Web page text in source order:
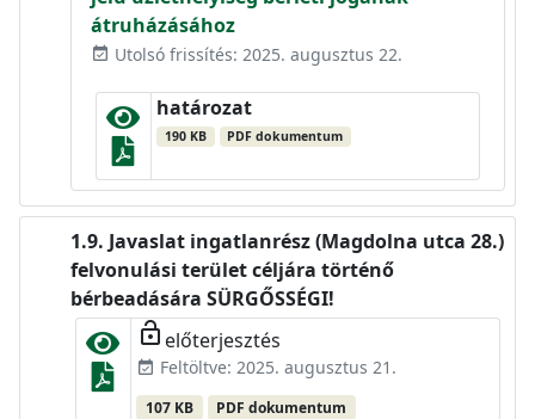
átruházásához
event_available Utolsó frissítés: 2025. augusztus 22.
határozat
190 KB PDF dokumentum
Javaslat ingatlanrész (Magdolna utca 28.)
felvonulási terület céljára történő
bérbeadására SÜRGŐSSÉGI!
lock_open előterjesztés
event_available Feltöltve: 2025. augusztus 21.
107 KB PDF dokumentum